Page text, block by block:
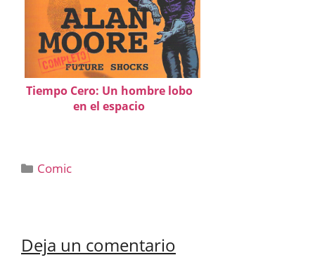
Tiempo Cero: Un hombre lobo
en el espacio
Categorías
Comic
Deja un comentario